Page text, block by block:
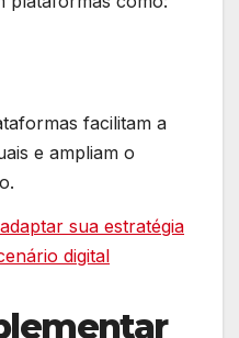
facilitam a
e ampliam o
sua estratégia
digital